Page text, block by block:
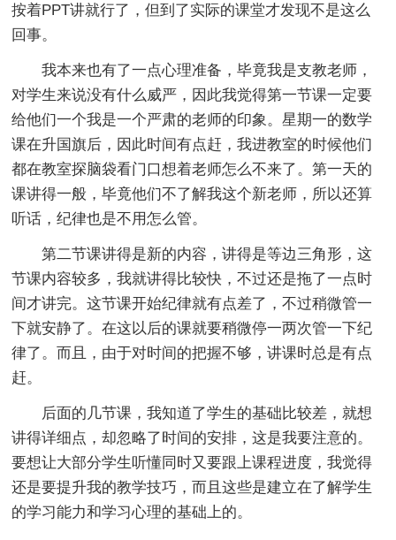
按着PPT讲就行了，但到了实际的课堂才发现不是这么
回事。
我本来也有了一点心理准备，毕竟我是支教老师，
对学生来说没有什么威严，因此我觉得第一节课一定要
给他们一个我是一个严肃的老师的印象。星期一的数学
课在升国旗后，因此时间有点赶，我进教室的时候他们
都在教室探脑袋看门口想着老师怎么不来了。第一天的
课讲得一般，毕竟他们不了解我这个新老师，所以还算
听话，纪律也是不用怎么管。
第二节课讲得是新的内容，讲得是等边三角形，这
节课内容较多，我就讲得比较快，不过还是拖了一点时
间才讲完。这节课开始纪律就有点差了，不过稍微管一
下就安静了。在这以后的课就要稍微停一两次管一下纪
律了。而且，由于对时间的把握不够，讲课时总是有点
赶。
后面的几节课，我知道了学生的基础比较差，就想
讲得详细点，却忽略了时间的安排，这是我要注意的。
要想让大部分学生听懂同时又要跟上课程进度，我觉得
还是要提升我的教学技巧，而且这些是建立在了解学生
的学习能力和学习心理的基础上的。